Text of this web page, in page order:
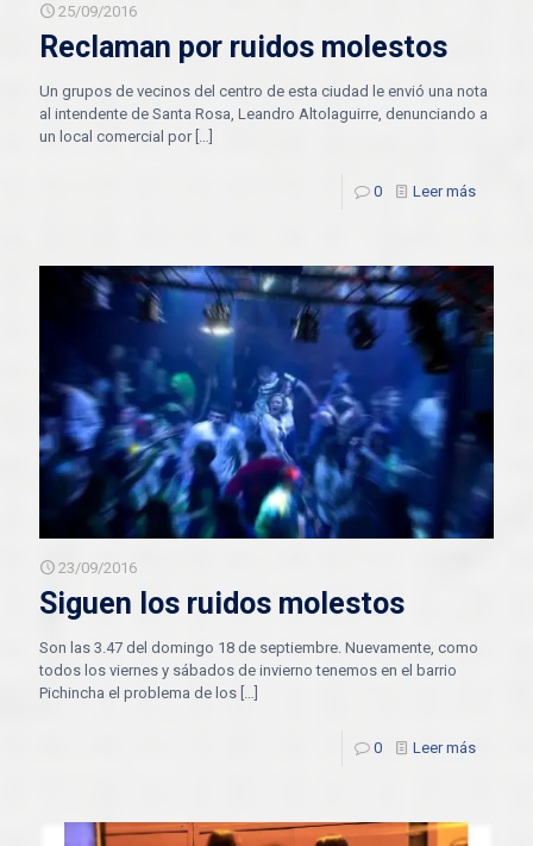
25/09/2016
Reclaman por ruidos molestos
Un grupos de vecinos del centro de esta ciudad le envió una nota
al intendente de Santa Rosa, Leandro Altolaguirre, denunciando a
un local comercial por[…]
0 Leer más
23/09/2016
Siguen los ruidos molestos
Son las 3.47 del domingo 18 de septiembre. Nuevamente, como
todos los viernes y sábados de invierno tenemos en el barrio
Pichincha el problema de los
0 Leer más